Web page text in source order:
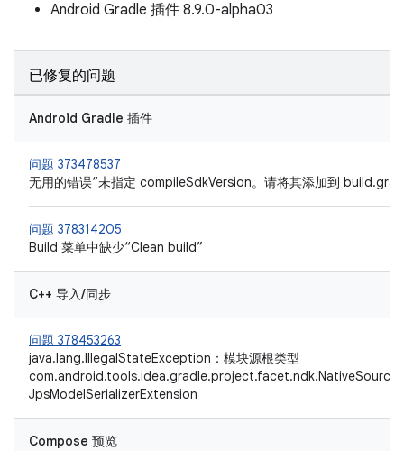
Android Gradle 插件 8.9.0-alpha03
已修复的问题
Android Gradle 插件
问题 373478537
无用的错误“未指定 compileSdkVersion。请将其添加到
问题 378314205
Build 菜单中缺少“Clean build”
C++ 导入/同步
问题 378453263
java.lang.IllegalStateException：模块源根类型
JpsModelSerializerExtension
Compose 预览